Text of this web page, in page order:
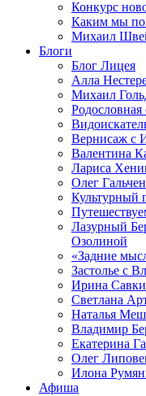
Конкурс
Каким мы
Михаил
Блоги
Блог Лицея
Алла
Михаил
Вернисаж с
Валентина
Лариса
Олег
Культурный
Лазурный
Озолиной
«Задние
Застолье с
Ирина
Светлана
Наталья
Владимир
Екатерина
Олег
Илона
Афиша